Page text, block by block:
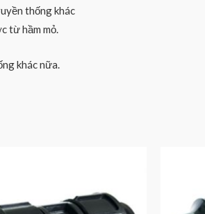
thống khác
từ hầm mỏ.
khác nữa.